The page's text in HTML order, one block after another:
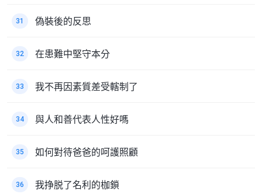
31 偽裝後的反思
32 在患難中堅守本分
33 我不再因素質差受轄制了
34 與人和善代表人性好嗎
35 如何對待爸爸的呵護照顧
36 我挣脱了名利的枷鎖